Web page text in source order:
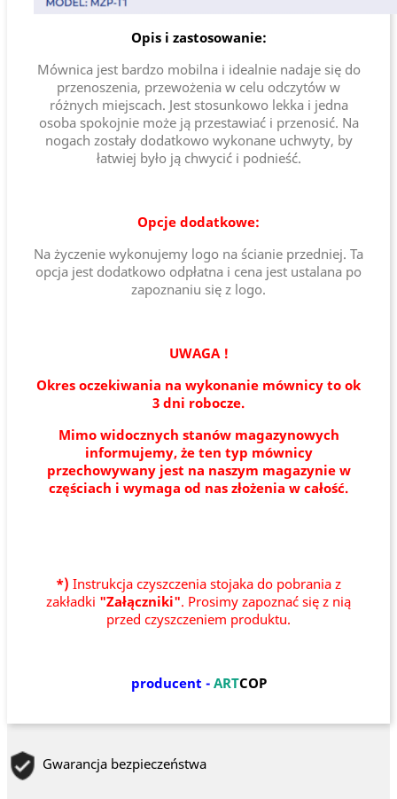
Opis i zastosowanie:
Mównica jest bardzo mobilna i idealnie nadaje się do
przenoszenia, przewożenia w celu odczytów w
różnych miejscach. Jest stosunkowo lekka i jedna
osoba spokojnie może ją przestawiać i przenosić. Na
nogach zostały dodatkowo wykonane uchwyty, by
łatwiej było ją chwycić i podnieść.
Opcje dodatkowe:
Na życzenie wykonujemy logo na ścianie przedniej. Ta
opcja jest dodatkowo odpłatna i cena jest ustalana po
zapoznaniu się z logo.
UWAGA !
Okres oczekiwania na wykonanie mównicy to ok
3 dni robocze.
Mimo widocznych stanów magazynowych
informujemy, że ten typ mównicy
przechowywany jest na naszym magazynie w
częściach i wymaga od nas złożenia w całość.
*) Instrukcja czyszczenia stojaka do pobrania z
zakładki "Załączniki". Prosimy zapoznać się z nią
przed czyszczeniem produktu.
producent - ARTCOP
Gwarancja bezpieczeństwa